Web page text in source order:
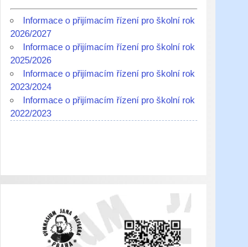
Informace o přijímacím řízení pro školní rok
2026/2027
Informace o přijímacím řízení pro školní rok
2025/2026
Informace o přijímacím řízení pro školní rok
2023/2024
Informace o přijímacím řízení pro školní rok
2022/2023